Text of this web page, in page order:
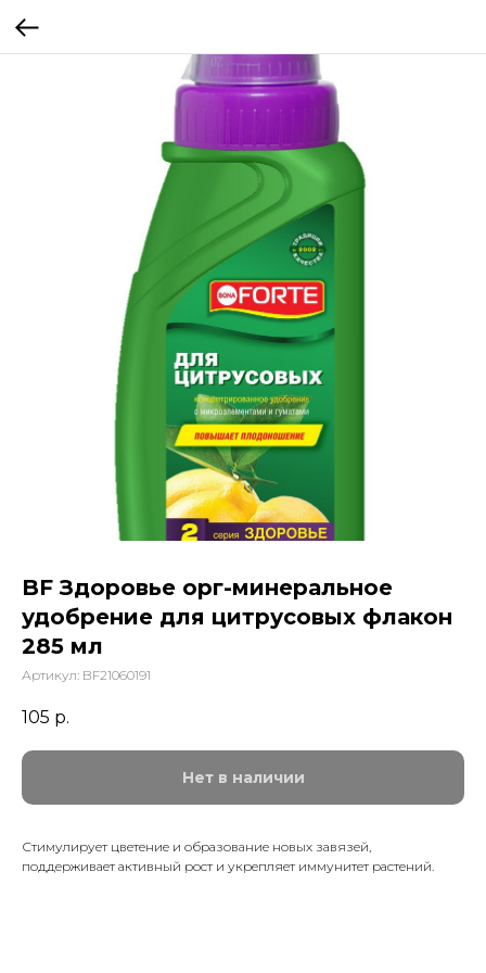
BF Здоровье орг-минеральное
удобрение для цитрусовых флакон
285 мл
Артикул: BF21060191
105 р.
Нет в наличии
Стимулирует цветение и образование новых завязей,
поддерживает активный рост и укрепляет иммунитет растений.